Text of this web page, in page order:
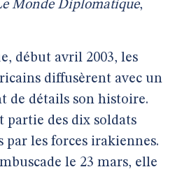
Monde Diplomatique,
début avril 2003, les
diffusèrent avec un
de détails son histoire.
partie des dix soldats
par les forces irakiennes.
le 23 mars, elle